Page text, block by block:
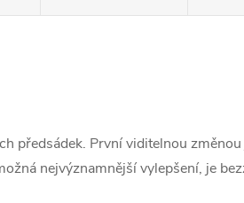
První viditelnou
nejvýznamnější vylepšení, je